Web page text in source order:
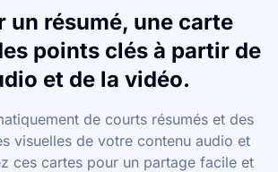
un résumé, une carte
points clés à partir de
et de la vidéo.
de courts résumés et des
visuelles de votre contenu audio et
ces cartes pour un partage facile et